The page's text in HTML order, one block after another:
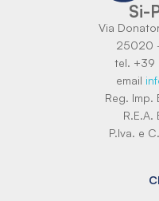
Si-
Via
25020
tel.
email
Reg.
R.E.A.
P.Iva. e